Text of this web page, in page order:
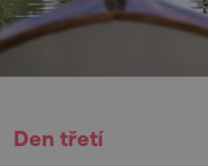
Den třetí